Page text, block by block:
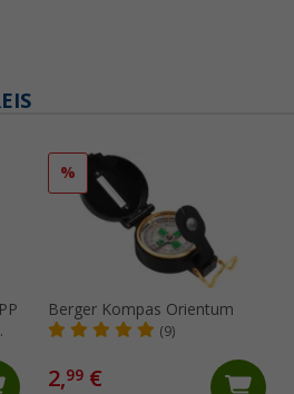
%
Berger Kompas Orientum
(9)
2,99 €